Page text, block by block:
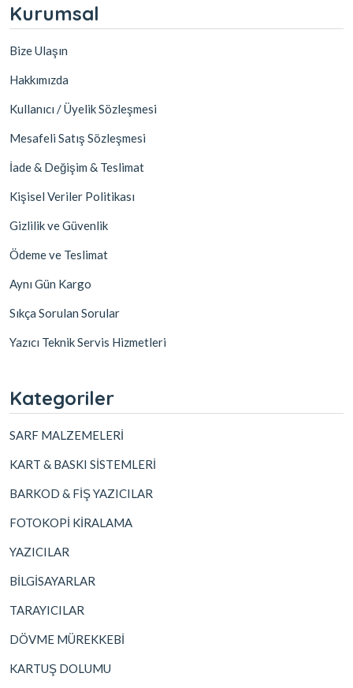
Kurumsal
Bize Ulaşın
Hakkımızda
Kullanıcı / Üyelik Sözleşmesi
Mesafeli Satış Sözleşmesi
İade & Değişim & Teslimat
Kişisel Veriler Politikası
Gizlilik ve Güvenlik
Ödeme ve Teslimat
Aynı Gün Kargo
Sıkça Sorulan Sorular
Yazıcı Teknik Servis Hizmetleri
Kategoriler
SARF MALZEMELERİ
KART & BASKI SİSTEMLERİ
BARKOD & FİŞ YAZICILAR
FOTOKOPİ KİRALAMA
YAZICILAR
BİLGİSAYARLAR
TARAYICILAR
DÖVME MÜREKKEBİ
KARTUŞ DOLUMU